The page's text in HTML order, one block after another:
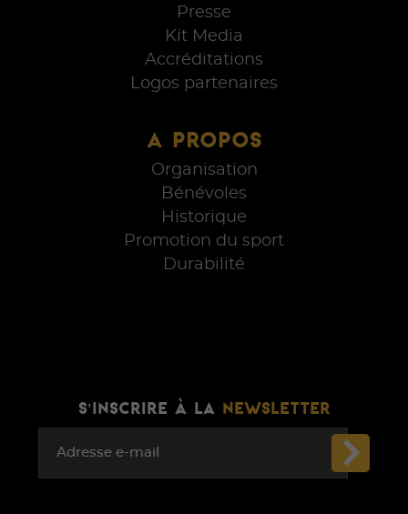
Presse
Kit Media
Accréditations
Logos partenaires
A PROPOS
Organisation
Bénévoles
Historique
Promotion du sport
Durabilité
S'INSCRIRE À LA NEWSLETTER
Adresse e-mail